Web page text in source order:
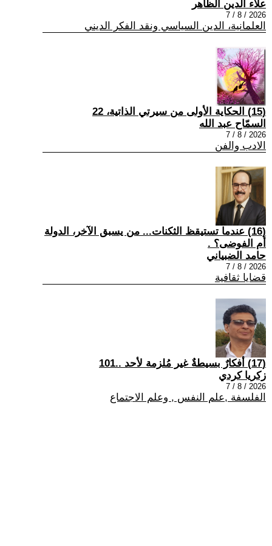
علاء الدين الظاهر
2026 / 8 / 7
العلمانية، الدين السياسي ونقد الفكر الديني
(15) الحكاية الأولى من سيرتي الذاتية، 22
السمّاح عبد الله
2026 / 8 / 7
الادب والفن
(16) عندما تستيقظ الثكنات... من يسبق الآخر، الدولة
أم الفوضى؟ .
حامد الضبياني
2026 / 8 / 7
قضايا ثقافية
(17) أفكارٌ بسيطةٌ غير مُلزمة لأحد ..101
زكريا كردي
2026 / 8 / 7
الفلسفة ,علم النفس , وعلم الاجتماع